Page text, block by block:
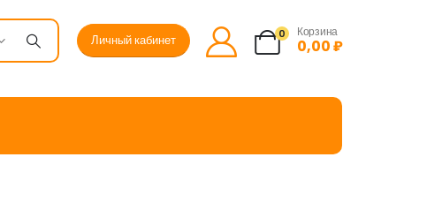
Личный кабинет 0 Корзина
0,00₽